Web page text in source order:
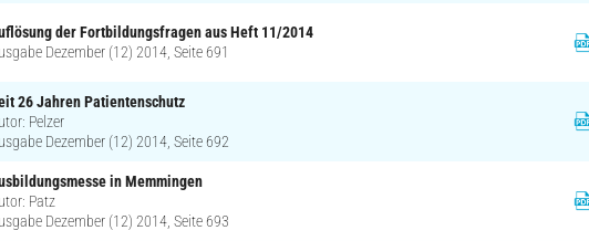
der Fortbildungsfragen aus Heft 11/2014
Dezember (12) 2014, Seite 691
26 Jahren Patientenschutz
Pelzer
Dezember (12) 2014, Seite 692
in Memmingen
Patz
Dezember (12) 2014, Seite 693